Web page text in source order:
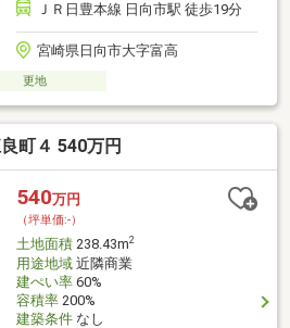
ＪＲ日豊本線 日向市駅 徒歩19分
宮崎県日向市大字富高
更地
町４ 540万円
540万円
（坪単価:-）
土地面積238.43m2
用途地域近隣商業
建ぺい率60%
容積率200%
建築条件なし